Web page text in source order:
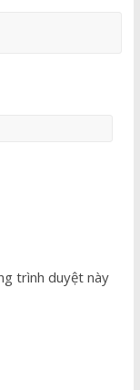
trình duyệt này